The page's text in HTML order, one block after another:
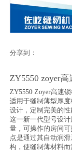
分享到：
ZY5550 zoyer
ZY5550 Zoyer高速
适用于缝制薄型厚
设计，定制完美的性
这一新一代型号设
量，可操作的房间
点是通过其自动润
构，使缝制薄材料而